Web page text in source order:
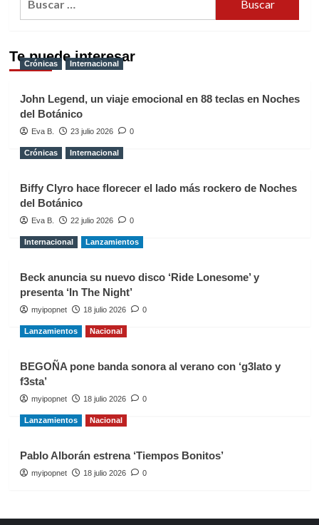
Te puede interesar
Crónicas Internacional
John Legend, un viaje emocional en 88 teclas en Noches
del Botánico
Eva B. 23 julio 2026 0
Crónicas Internacional
Biffy Clyro hace florecer el lado más rockero de Noches
del Botánico
Eva B. 22 julio 2026 0
Internacional Lanzamientos
Beck anuncia su nuevo disco ‘Ride Lonesome’ y
presenta ‘In The Night’
myipopnet 18 julio 2026 0
Lanzamientos Nacional
BEGOÑA pone banda sonora al verano con ‘g3lato y
f3sta’
myipopnet 18 julio 2026 0
Lanzamientos Nacional
Pablo Alborán estrena ‘Tiempos Bonitos’
myipopnet 18 julio 2026 0